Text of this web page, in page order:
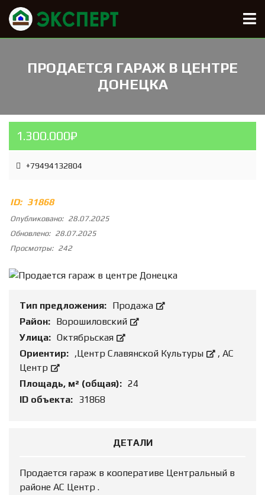
ПРОДАЕТСЯ ГАРАЖ В ЦЕНТРЕ
ДОНЕЦКА
1.300.000₽
+79494132804
ID: 31868
Опубликовано: 28.07.2025
Обновлено: 28.07.2025
Просмотры: 242
Тип предложения: Продажа
Район: Ворошиловский
Улица: Октябрьская
Ориентир: ,Центр Славянской Культуры , АС
Центр
Площадь, м² (общая): 24
ID объекта: 31868
ДЕТАЛИ
Продается гараж в кооперативе Центральный в
районе АС Центр .